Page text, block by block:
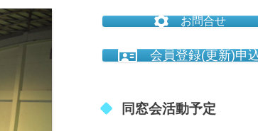
お問合せ
会員登録(更新)申
同窓会活動予定